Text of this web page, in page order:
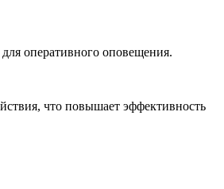
оперативного оповещения.
что повышает эффективность